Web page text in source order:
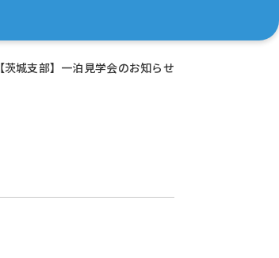
【茨城支部】一泊見学会のお知らせ